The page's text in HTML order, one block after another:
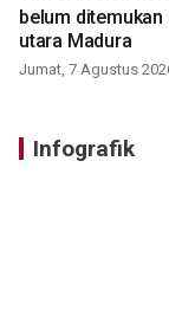
belum ditemukan
utara Madura
Jumat, 7 Agustus
Infografik